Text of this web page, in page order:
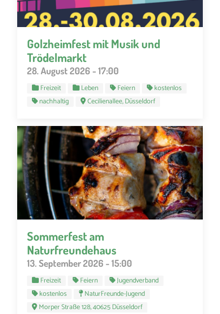
Golzheimfest mit Musik und
Trödelmarkt
28. August 2026 - 17:00
Freizeit Leben Feiern
kostenlos
nachhaltig
Cecilienallee, Düsseldorf
Sommerfest am
Naturfreundehaus
13. September 2026 - 15:00
Freizeit Feiern
Jugendverband
kostenlos
NaturFreunde-Jugend
Morper Straße 128, 40625 Düsseldorf